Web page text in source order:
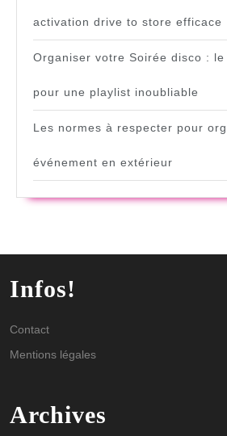
activation drive to store efficace
Organiser votre Soirée disco :
pour une playlist inoubliable
Les normes à respecter pour
événement en extérieur
Infos!
Contact
Mentions légales
Archives